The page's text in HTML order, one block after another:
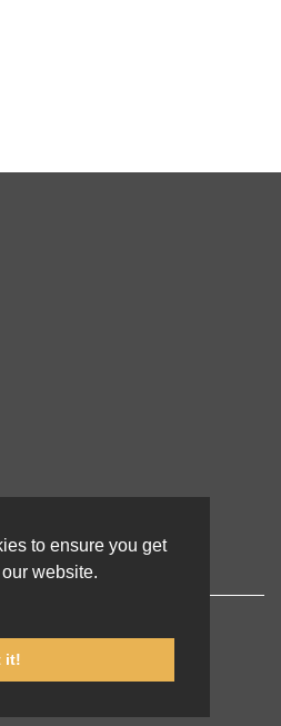
to ensure you get
website.
it!
lernu.net |Impressum